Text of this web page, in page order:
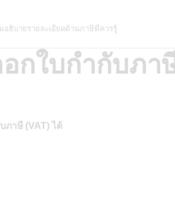
ธิบายรายละเอียดด้านภาษีที่ควรรู้
กใบกำกับภา
ภาษี (VAT) ได้